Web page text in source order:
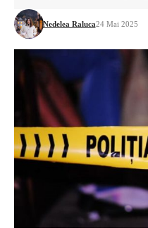
Nedelea Raluca24 Mai 2025